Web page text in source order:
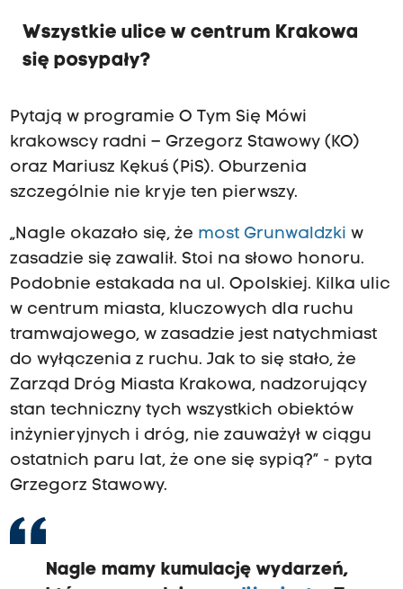
Wszystkie ulice w centrum Krakowa
się posypały?
Pytają w programie O Tym Się Mówi
krakowscy radni – Grzegorz Stawowy (KO)
oraz Mariusz Kękuś (PiS). Oburzenia
szczególnie nie kryje ten pierwszy.
„Nagle okazało się, że most Grunwaldzki w
zasadzie się zawalił. Stoi na słowo honoru.
Podobnie estakada na ul. Opolskiej. Kilka ulic
w centrum miasta, kluczowych dla ruchu
tramwajowego, w zasadzie jest natychmiast
do wyłączenia z ruchu. Jak to się stało, że
Zarząd Dróg Miasta Krakowa, nadzorujący
stan techniczny tych wszystkich obiektów
inżynieryjnych i dróg, nie zauważył w ciągu
ostatnich paru lat, że one się sypią?” - pyta
Grzegorz Stawowy.
Nagle mamy kumulację wydarzeń,